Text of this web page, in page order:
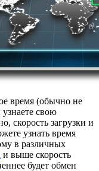
время (обычно не
свою
скорость загрузки и
узнать время
в различных
и выше скорость
будет обмен